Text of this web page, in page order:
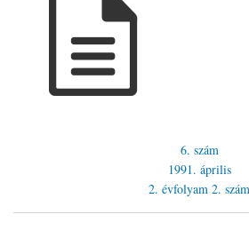
6. szám
1991. április
2. évfolyam 2. szám